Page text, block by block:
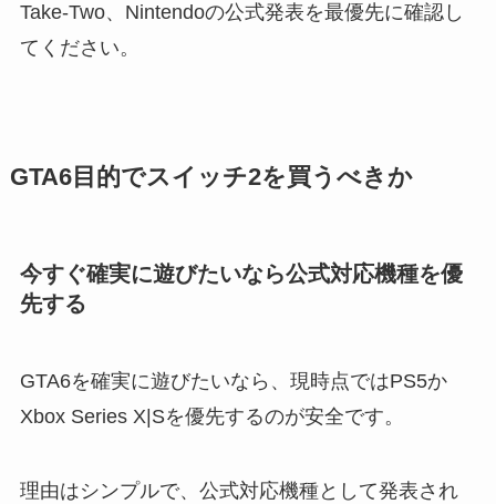
Take-Two、Nintendoの公式発表を最優先に確認し
てください。
GTA6目的でスイッチ2を買うべきか
今すぐ確実に遊びたいなら公式対応機種を優
先する
GTA6を確実に遊びたいなら、現時点ではPS5か
Xbox Series X|Sを優先するのが安全です。
理由はシンプルで、公式対応機種として発表され